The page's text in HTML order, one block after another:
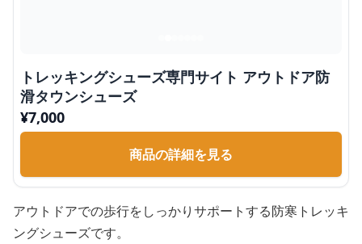
トレッキングシューズ専門サイト アウトドア防
滑タウンシューズ
¥7,000
商品の詳細を見る
アウトドアでの歩行をしっかりサポートする防寒トレッキ
ングシューズです。